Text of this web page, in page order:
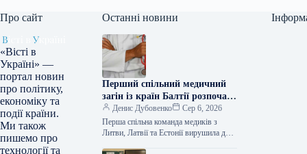
Про сайт
«Вісті в
Україні» —
портал новин
про політику,
економіку та
події країни.
Ми також
пишемо про
технології та
Останні новини
Перший спільний медичний
загін із країн Балтії розпочав
стажування в Україні
Денис Дубовенко
Сер 6, 2026
Перша спільна команда медиків з
Литви, Латвії та Естонії вирушила до